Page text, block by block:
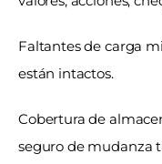
Faltantes de carga
están intactos.
Cobertura de
seguro de mudanza